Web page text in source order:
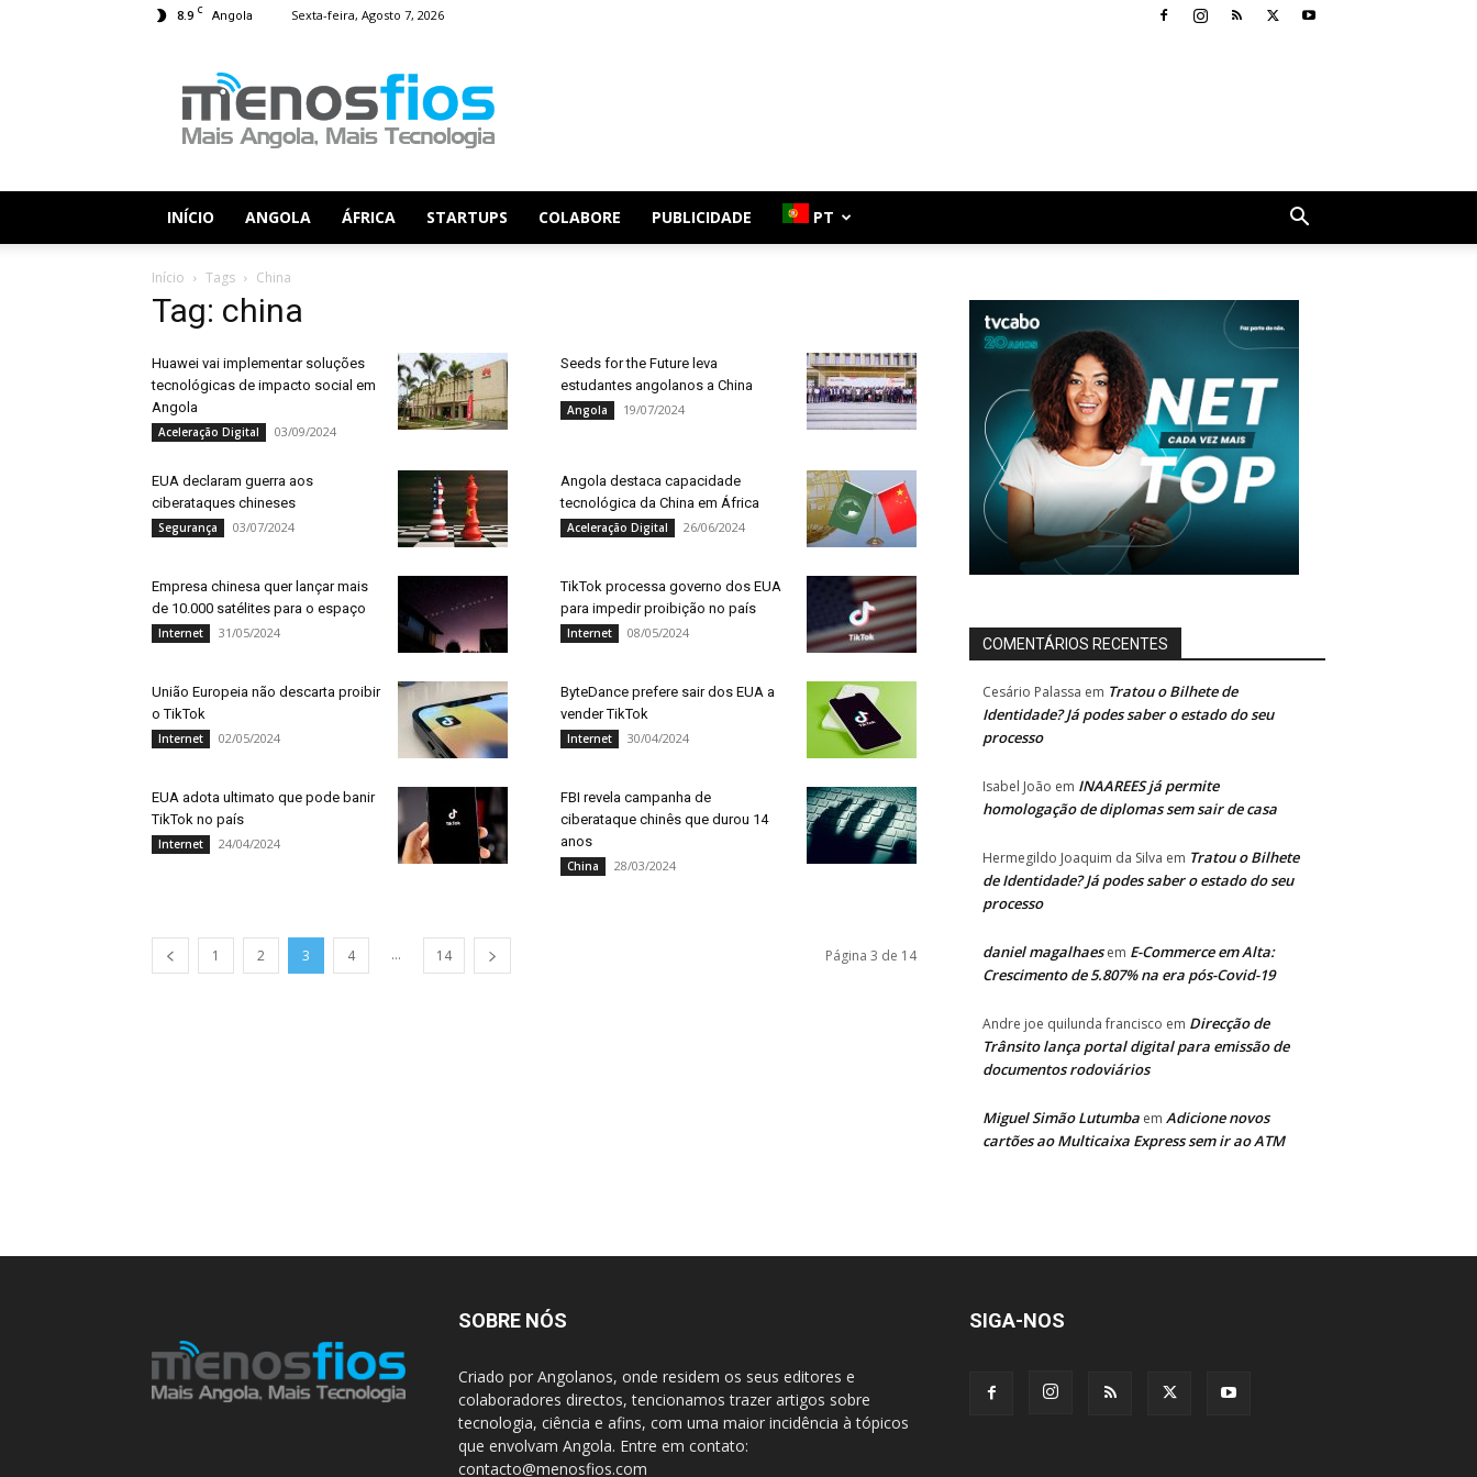
8.9 C Angola Sexta-feira, Agosto 7, 2026
Fios
INÍCIO ANGOLA ÁFRICA STARTUPS COLABORE PUBLICIDADE PT
Início Tags China
Tag: china
Huawei vai implementar soluções
tecnológicas de impacto social em
Angola
Aceleração Digital 03/09/2024
Seeds for the Future leva
estudantes angolanos a China
Angola 19/07/2024
EUA declaram guerra aos
ciberataques chineses
Segurança 03/07/2024
Angola destaca capacidade
tecnológica da China em África
Aceleração Digital 26/06/2024
Empresa chinesa quer lançar mais
de 10.000 satélites para o espaço
Internet 31/05/2024
TikTok processa governo dos EUA
para impedir proibição no país
Internet 08/05/2024
União Europeia não descarta proibir
o TikTok
Internet 02/05/2024
ByteDance prefere sair dos EUA a
vender TikTok
Internet 30/04/2024
EUA adota ultimato que pode banir
TikTok no país
Internet 24/04/2024
FBI revela campanha de
ciberataque chinês que durou 14
anos
China 28/03/2024
1 2 3 4 ... 14 Página 3 de 14
COMENTÁRIOS RECENTES
Cesário Palassa em Tratou o Bilhete de
Identidade? Já podes saber o estado do seu
processo
Isabel João em INAAREES já permite
homologação de diplomas sem sair de casa
Hermegildo Joaquim da Silva em Tratou o Bilhete
de Identidade? Já podes saber o estado do seu
processo
daniel magalhaesem E-Commerce em Alta:
Crescimento de 5.807% na era pós-Covid-19
Andre joe quilunda francisco em Direcção de
Trânsito lança portal digital para emissão de
documentos rodoviários
Miguel Simão Lutumba em Adicione novos
cartões ao Multicaixa Express sem ir ao ATM
SOBRE NÓS
Criado por Angolanos, onde residem os seus editores e
colaboradores directos, tencionamos trazer artigos sobre
tecnologia, ciência e afins, com uma maior incidência à tópicos
que envolvam Angola. Entre em contato:
contacto@menosfios.com
SIGA-NOS